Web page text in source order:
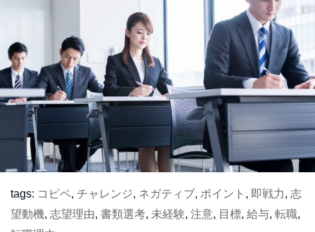
tags: コピペ, チャレンジ, ネガティブ, ポイント , 即戦力, 志
望動機, 志望理由, 書類選考, 未経験, 注意, 目標, 給与, 転職,